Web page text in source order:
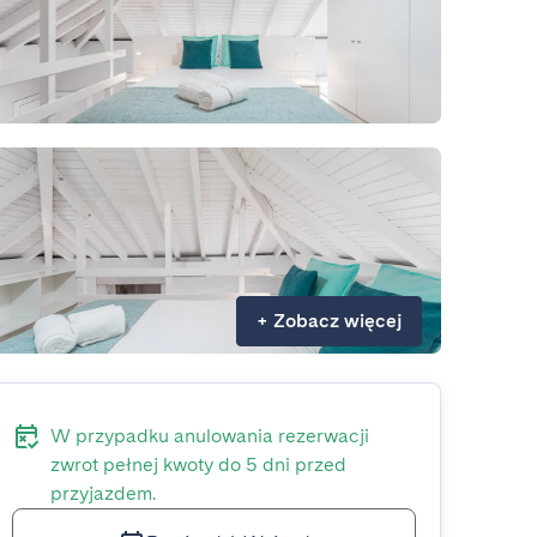
+ Zobacz więcej
W przypadku anulowania rezerwacji
zwrot pełnej kwoty do 5 dni przed
przyjazdem.